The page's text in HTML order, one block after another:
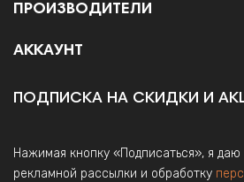
ПРОИЗВОДИТЕЛИ
АККАУНТ
ПОДПИСКА НА СКИДКИ И
Нажимая кнопку «Подписаться», я
рекламной рассылки и обработку